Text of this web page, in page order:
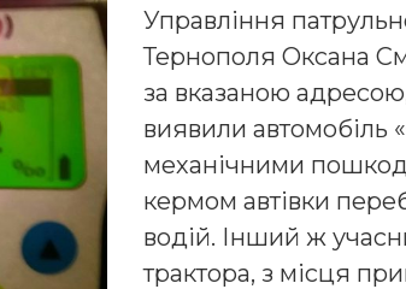
Управління
Тернополя Оксана
за вказаною
виявили автомобіль
механічними
кермом автівки
водій. Інший ж
трактора, з місця